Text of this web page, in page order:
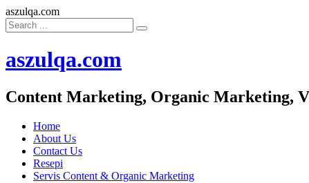
aszulqa.com
aszulqa.com
Content Marketing, Organic Marketing,
Home
About Us
Contact Us
Resepi
Servis Content & Organic Marketing